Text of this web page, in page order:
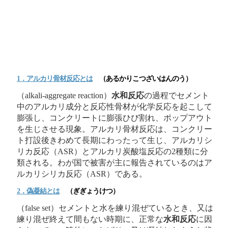
1．アルカリ骨材反応とは（あるかりこつざいはんのう）
（alkali-aggregate reaction） 水和反応の過程でセメント
中のアルカリ成分と反応性骨材が化学反応を起こして
膨張し、コンクリートに膨張ひび割れ、ポップアウト
を生じさせる現象。アルカリ骨材反応は、コンクリー
ト打設後きわめて長期にわったって生じ、アルカリシ
リカ反応（ASR）とアルカリ炭酸塩反応の2種類に分
類される。わが国で被害が主に報告されているのはア
ルカリシリカ反応（ASR）である。
2．偽凝結とは（ぎぎょうけつ）
（false set）セメントと水を練り混ぜているとき、又は
練り混ぜ終えて間もない時期に、正常な水和反応に因